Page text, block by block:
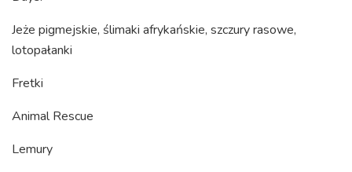
Jeże pigmejskie, ślimaki afrykańskie, szczury rasowe,
lotopałanki
Fretki
Animal Rescue
Lemury